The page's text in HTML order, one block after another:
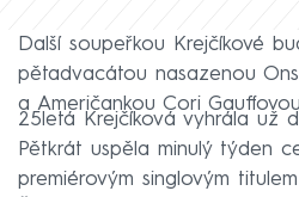
Další soupeřkou Krejčíkové
pětadvacátou nasazenou
a Američankou Cori
25letá Krejčíková vyhrála už
Pětkrát uspěla minulý týden
premiérovým singlovým